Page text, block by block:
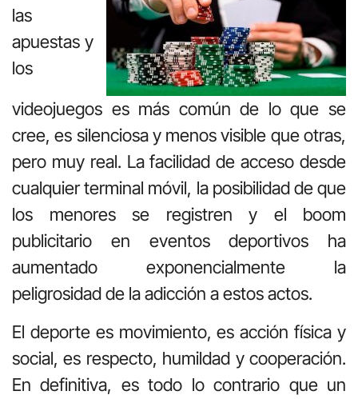
las
apuestas y
los
videojuegos es más común de lo que se
cree, es silenciosa y menos visible que otras,
pero muy real. La facilidad de acceso desde
cualquier terminal móvil, la posibilidad de que
los menores se registren y el boom
publicitario en eventos deportivos ha
aumentado exponencialmente la
peligrosidad de la adicción a estos actos.
El deporte es movimiento, es acción física y
social, es respecto, humildad y cooperación.
En definitiva, es todo lo contrario que un